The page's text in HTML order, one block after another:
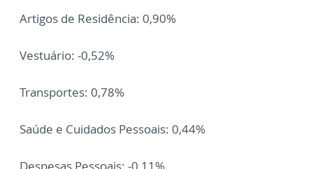
Artigos de Residência: 0,90%
Vestuário: -0,52%
Transportes: 0,78%
Saúde e Cuidados Pessoais: 0,44%